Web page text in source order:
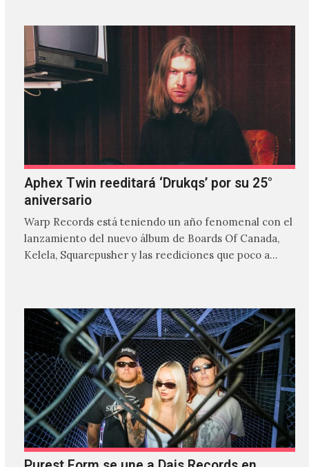
Aphex Twin reeditará ‘Drukqs’ por su 25°
aniversario
Warp Records está teniendo un año fenomenal con el
lanzamiento del nuevo álbum de Boards Of Canada,
Kelela, Squarepusher y las reediciones que poco a…